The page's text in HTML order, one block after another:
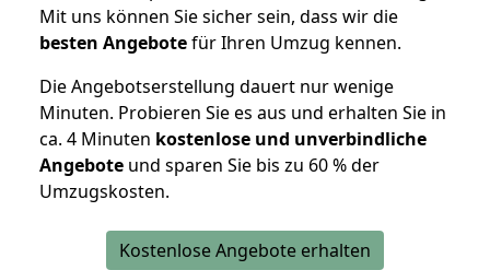
Mit uns können Sie sicher sein, dass wir die
besten Angebotefür Ihren Umzug kennen.
Die Angebotserstellung dauert nur wenige
Minuten. Probieren Sie es aus und erhalten Sie in
ca. 4 Minuten kostenlose und unverbindliche
Angebote und sparen Sie bis zu 60 % der
Umzugskosten.
Kostenlose Angebote erhalten